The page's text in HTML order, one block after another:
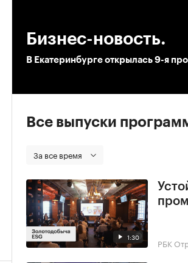
Бизнес-новость.
В Екатеринбурге открылась 9-я
Все выпуски
За все время
1:30 РБК